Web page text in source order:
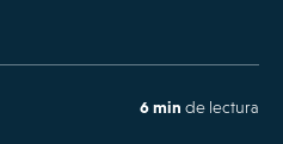
6 min de lectura